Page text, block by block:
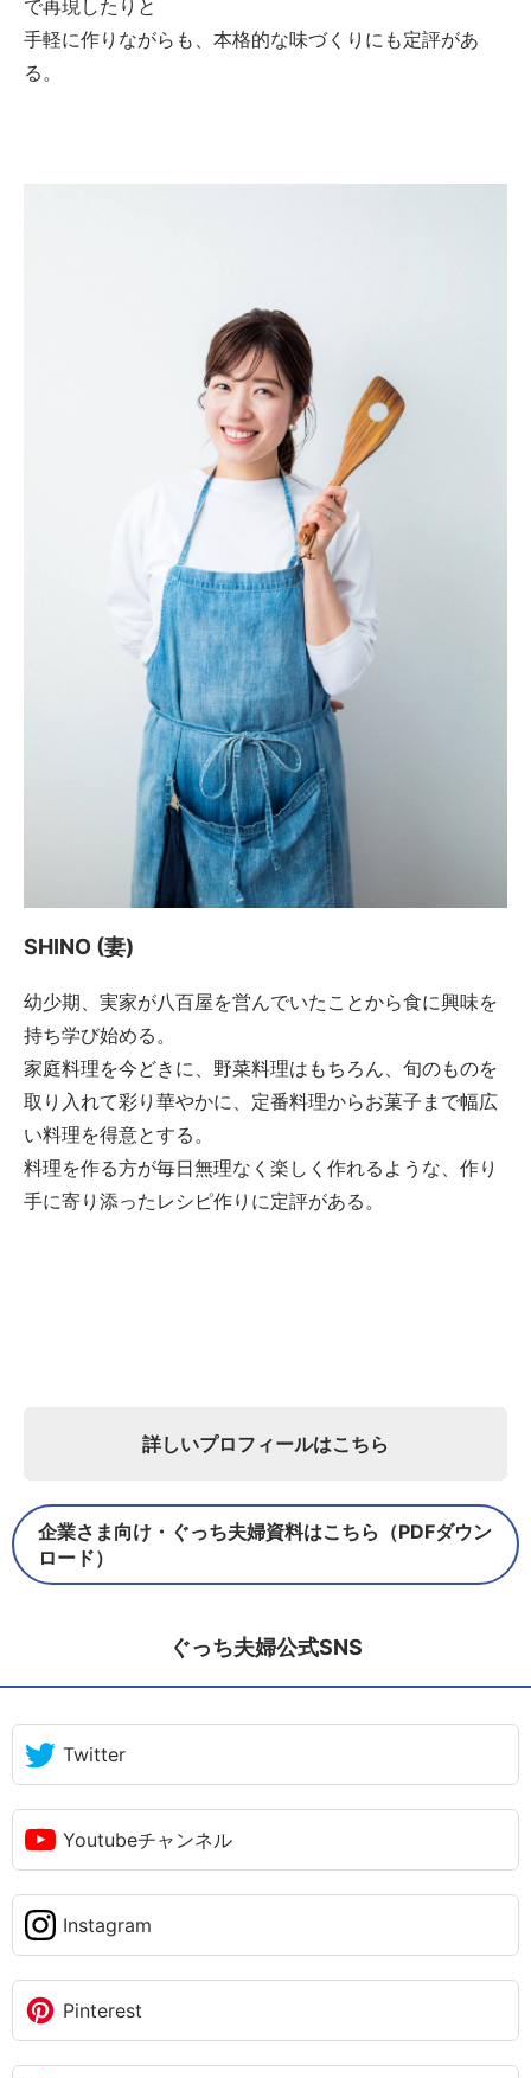
で再現したりと
手軽に作りながらも、本格的な味づくりにも定評があ
る。
SHINO (妻)
幼少期、実家が八百屋を営んでいたことから食に興味を
持ち学び始める。
家庭料理を今どきに、野菜料理はもちろん、旬のものを
取り入れて彩り華やかに、定番料理からお菓子まで幅広
い料理を得意とする。
料理を作る方が毎日無理なく楽しく作れるような、作り
手に寄り添ったレシピ作りに定評がある。
詳しいプロフィールはこちら
企業さま向け・ぐっち夫婦資料はこちら（PDFダウン
ロード）
ぐっち夫婦公式SNS
Twitter
Youtubeチャンネル
Instagram
Pinterest